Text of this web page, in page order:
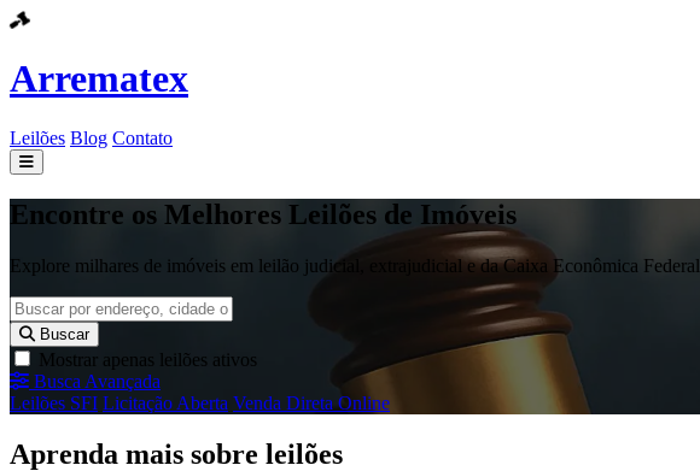
Arrematex
Leilões Blog Contato
Leilões
Contato
Encontre os Melhores Leilões de Imóveis
Explore milhares de imóveis em leilão judicial, extrajudicial e da Caixa Econômica Federal
Buscar
Mostrar apenas leilões ativos
Busca Avançada
Leilões SFI Licitação Aberta Venda Direta Online
Aprenda mais sobre leilões